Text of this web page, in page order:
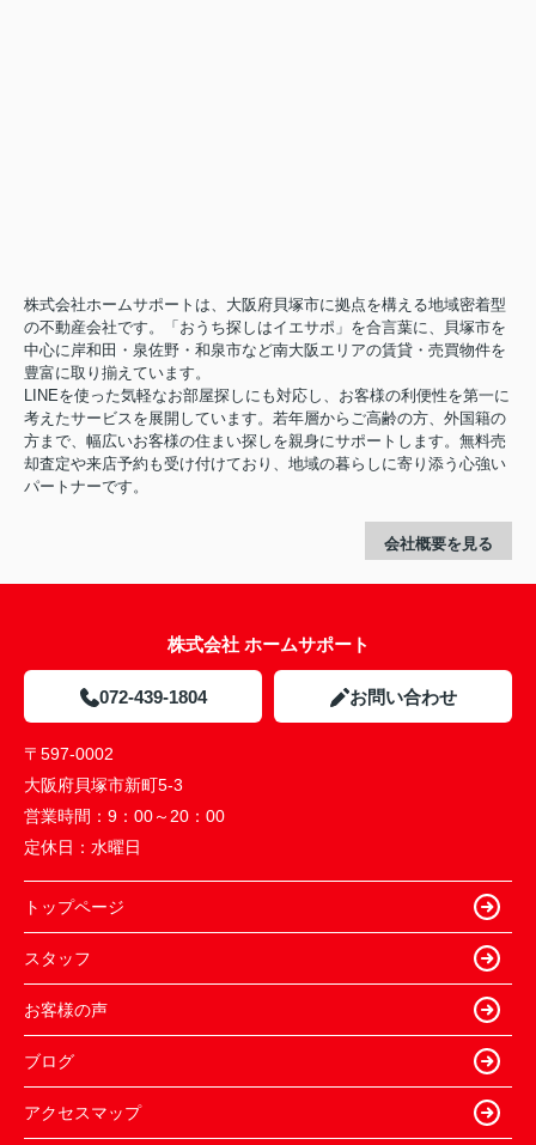
株式会社ホームサポートは、大阪府貝塚市に拠点を構える地域密着型
の不動産会社です。「おうち探しはイエサポ」を合言葉に、貝塚市を
中心に岸和田・泉佐野・和泉市など南大阪エリアの賃貸・売買物件を
豊富に取り揃えています。
LINEを使った気軽なお部屋探しにも対応し、お客様の利便性を第一に
考えたサービスを展開しています。若年層からご高齢の方、外国籍の
方まで、幅広いお客様の住まい探しを親身にサポートします。無料売
却査定や来店予約も受け付けており、地域の暮らしに寄り添う心強い
パートナーです。
会社概要を見る
株式会社 ホームサポート
072-439-1804 お問い合わせ
〒597-0002
大阪府貝塚市新町5-3
営業時間： 9：00～20：00
定休日： 水曜日
トップページ
スタッフ
お客様の声
ブログ
アクセスマップ